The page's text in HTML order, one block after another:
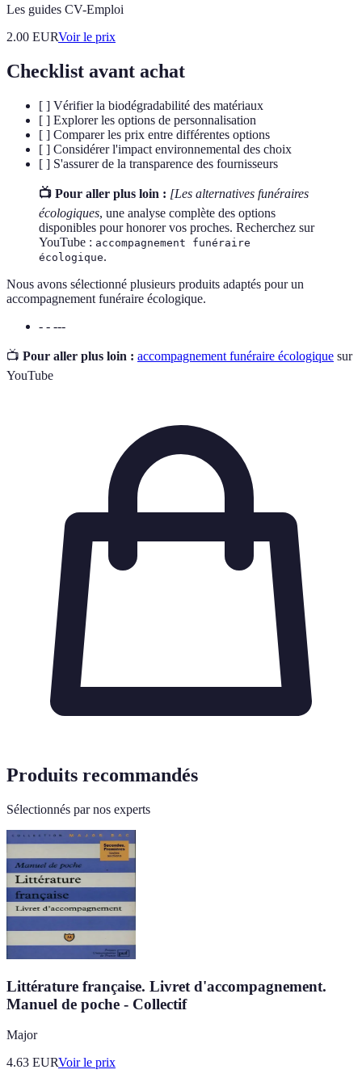
Les guides CV-Emploi
2.00 EURVoir le prix
Checklist avant achat
[ ] Vérifier la biodégradabilité des matériaux
[ ] Explorer les options de personnalisation
[ ] Comparer les prix entre différentes options
[ ] Considérer l'impact environnemental des choix
[ ] S'assurer de la transparence des fournisseurs
📺 Pour aller plus loin : [Les alternatives funéraires
écologiques, une analyse complète des options
disponibles pour honorer vos proches. Recherchez sur
YouTube : accompagnement funéraire
écologique.
Nous avons sélectionné plusieurs produits adaptés pour un
accompagnement funéraire écologique.
- - ---
📺 Pour aller plus loin : accompagnement funéraire écologique sur
YouTube
Produits recommandés
Sélectionnés par nos experts
Littérature française. Livret d'accompagnement.
Manuel de poche - Collectif
Major
4.63 EURVoir le prix